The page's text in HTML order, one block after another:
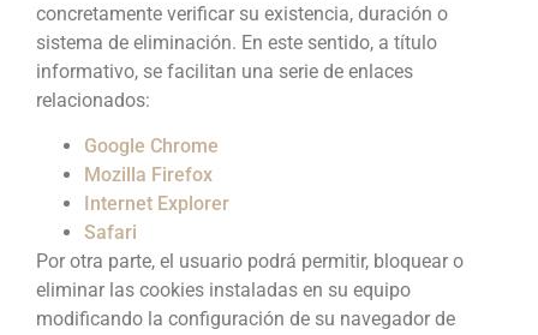
concretamente verificar su existencia, duración o
sistema de eliminación. En este sentido, a título
informativo, se facilitan una serie de enlaces
relacionados:
Google Chrome
Mozilla Firefox
Internet Explorer
Safari
Por otra parte, el usuario podrá permitir, bloquear o
eliminar las cookies instaladas en su equipo
modificando la configuración de su navegador de